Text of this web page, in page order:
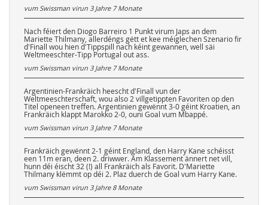
vum Swissman virun 3 Jahre 7 Monate
Nach féiert den Diogo Barreiro 1 Punkt virum Japs an dem
Mariette Thilmany, allerdéngs gëtt et kee méiglechen Szenario fir
d'Finall wou hien d'Tippspill nach kéint gewannen, well säi
Weltmeeschter-Tipp Portugal out ass.
vum Swissman virun 3 Jahre 7 Monate
Argentinien-Frankräich heescht d'Finall vun der
Weltmeeschterschaft, wou also 2 villgetippten Favoriten op den
Titel openeen treffen. Argentinien gewënnt 3-0 géint Kroatien, an
Frankräich klappt Marokko 2-0, ouni Goal vum Mbappé.
vum Swissman virun 3 Jahre 7 Monate
Frankräich gewënnt 2-1 géint England, den Harry Kane schéisst
een 11m eran, deen 2. driwwer. Am Klassement ännert net vill,
hunn déi éischt 32 (!) all Frankräich als Favorit. D'Mariette
Thilmany klëmmt op déi 2. Plaz duerch de Goal vum Harry Kane.
vum Swissman virun 3 Jahre 8 Monate